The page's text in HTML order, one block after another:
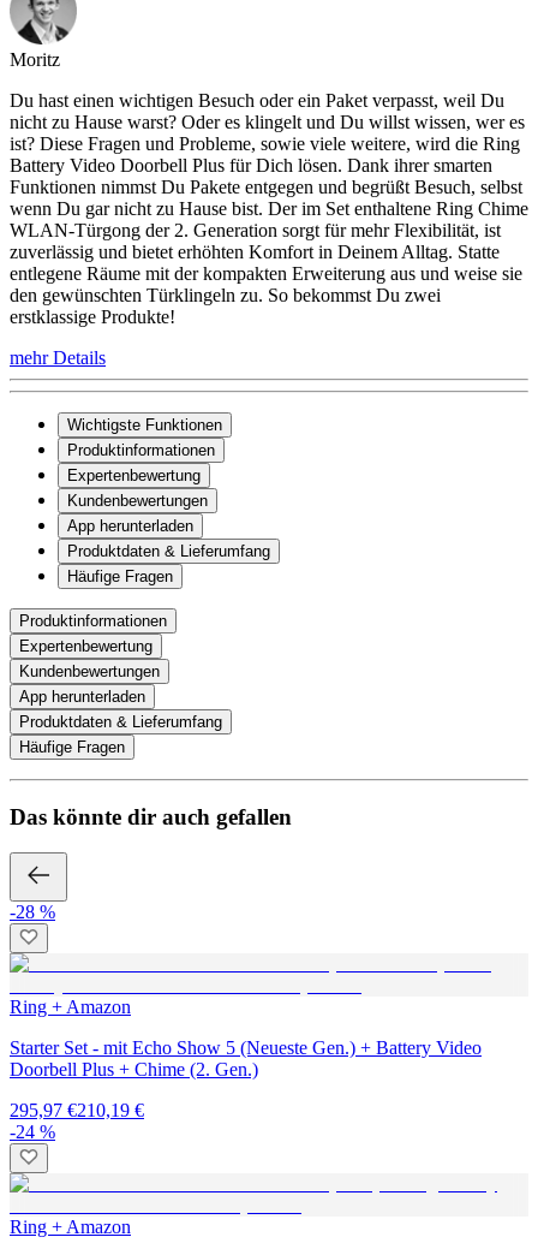
Moritz
Du hast einen wichtigen Besuch oder ein Paket verpasst, weil Du
nicht zu Hause warst? Oder es klingelt und Du willst wissen, wer es
ist? Diese Fragen und Probleme, sowie viele weitere, wird die Ring
Battery Video Doorbell Plus für Dich lösen. Dank ihrer smarten
Funktionen nimmst Du Pakete entgegen und begrüßt Besuch, selbst
wenn Du gar nicht zu Hause bist. Der im Set enthaltene Ring Chime
WLAN-Türgong der 2. Generation sorgt für mehr Flexibilität, ist
zuverlässig und bietet erhöhten Komfort in Deinem Alltag. Statte
entlegene Räume mit der kompakten Erweiterung aus und weise sie
den gewünschten Türklingeln zu. So bekommst Du zwei
erstklassige Produkte!
mehr Details
Wichtigste Funktionen
Produktinformationen
Expertenbewertung
Kundenbewertungen
App herunterladen
Produktdaten & Lieferumfang
Häufige Fragen
Produktinformationen
Expertenbewertung
Kundenbewertungen
App herunterladen
Produktdaten & Lieferumfang
Häufige Fragen
Das könnte dir auch gefallen
-28 %
Ring + Amazon
Starter Set - mit Echo Show 5 (Neueste Gen.) + Battery Video
Doorbell Plus + Chime (2. Gen.)
295,97 €210,19 €
-24 %
Ring + Amazon